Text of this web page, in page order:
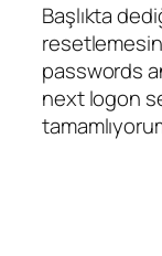
Başlıkta
passwords
next logon